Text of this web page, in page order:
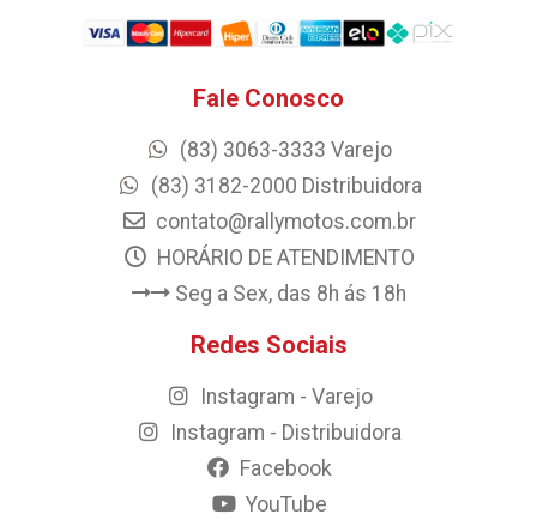
Fale Conosco
(83) 3063-3333 Varejo
(83) 3182-2000 Distribuidora
contato@rallymotos.com.br
HORÁRIO DE ATENDIMENTO
Seg a Sex, das 8h ás 18h
Redes Sociais
Instagram - Varejo
Instagram - Distribuidora
Facebook
YouTube